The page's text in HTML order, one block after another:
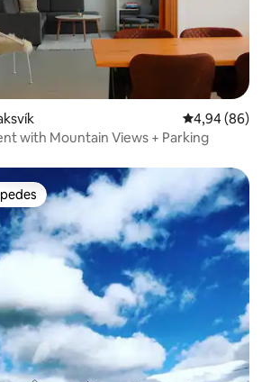
4,94 de uma
4,94 (86)
with Mountain Views + Parking